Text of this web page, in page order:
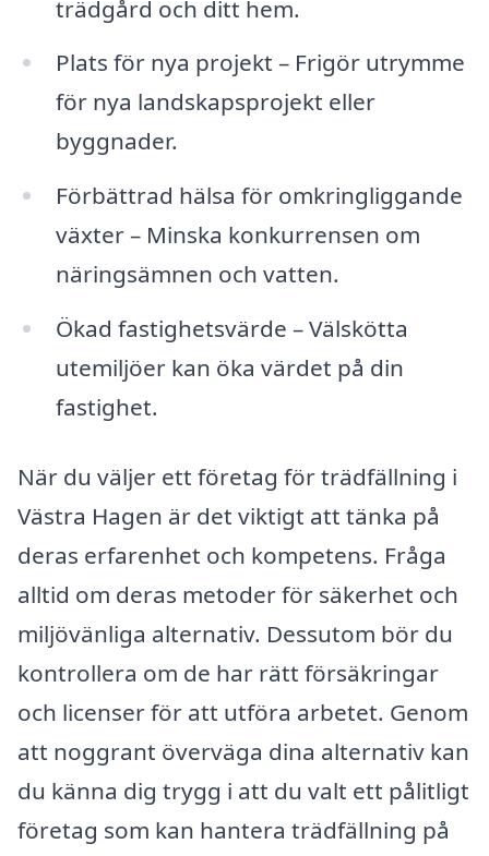
trädgård och ditt hem.
Plats för nya projekt – Frigör utrymme
för nya landskapsprojekt eller
byggnader.
Förbättrad hälsa för omkringliggande
växter – Minska konkurrensen om
näringsämnen och vatten.
Ökad fastighetsvärde – Välskötta
utemiljöer kan öka värdet på din
fastighet.
När du väljer ett företag för trädfällning i
Västra Hagen är det viktigt att tänka på
deras erfarenhet och kompetens. Fråga
alltid om deras metoder för säkerhet och
miljövänliga alternativ. Dessutom bör du
kontrollera om de har rätt försäkringar
och licenser för att utföra arbetet. Genom
att noggrant överväga dina alternativ kan
du känna dig trygg i att du valt ett pålitligt
företag som kan hantera trädfällning på